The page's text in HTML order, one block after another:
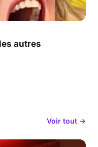
autres
Voir tout →